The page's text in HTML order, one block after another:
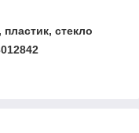
стекло